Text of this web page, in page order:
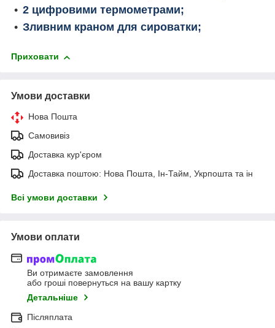
2 цифровими термометрами;
Зливним краном для сироватки;
Приховати
Умови доставки
Нова Пошта
Самовивіз
Доставка кур'єром
Доставка поштою: Нова Пошта, Ін-Тайм, Укрпошта та ін
Всі умови доставки
Умови оплати
Ви отримаєте замовлення
або гроші повернуться на вашу картку
Детальніше
Післяплата